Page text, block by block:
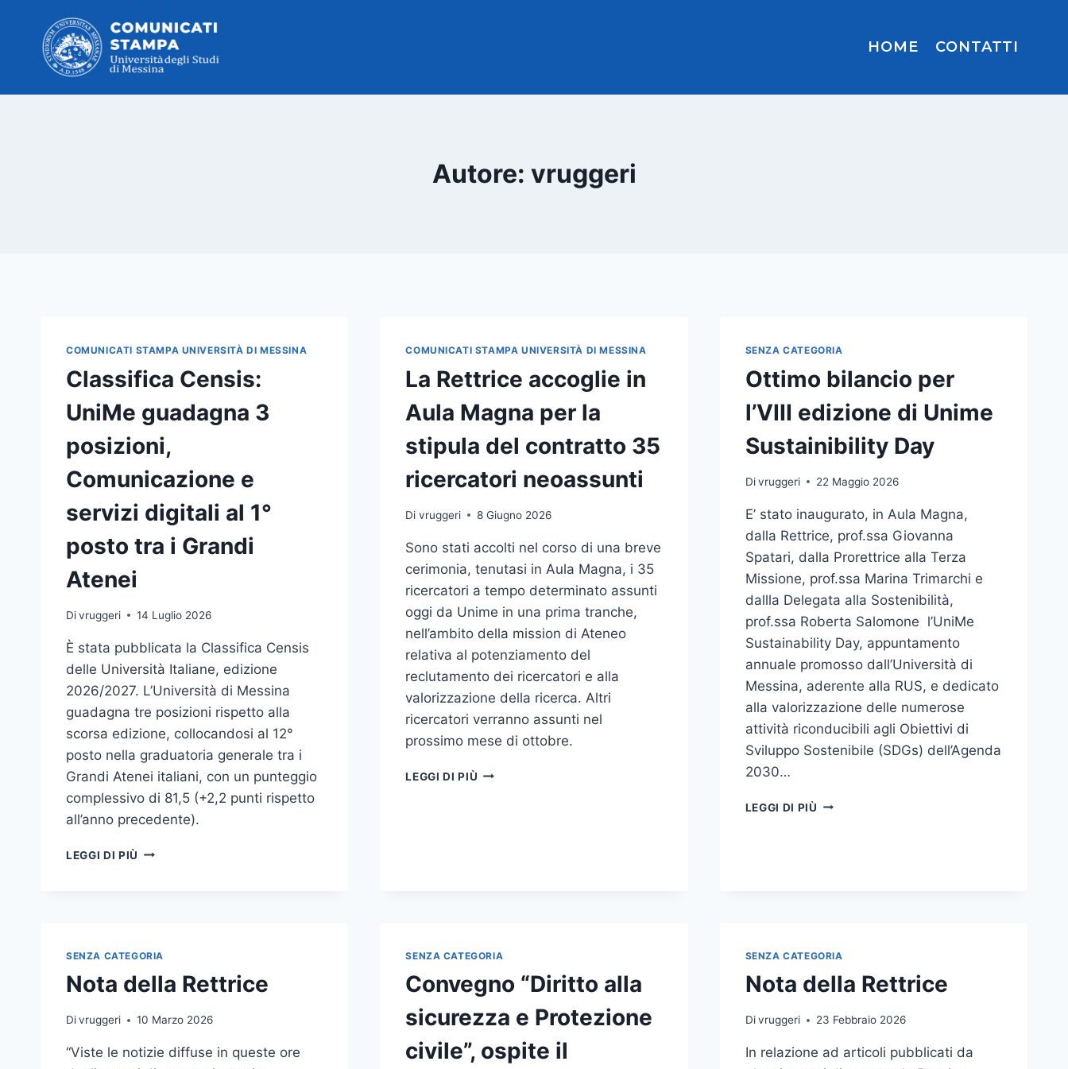
contenuto
HOME CONTATTI
Autore: vruggeri
COMUNICATI STAMPA UNIVERSITÀ DI MESSINA
Classifica Censis:
UniMe guadagna 3
posizioni,
Comunicazione e
servizi digitali al 1°
posto tra i Grandi
Atenei
Divruggeri 14 Luglio 2026
È stata pubblicata la Classifica Censis
delle Università Italiane, edizione
2026/2027. L’Università di Messina
guadagna tre posizioni rispetto alla
scorsa edizione, collocandosi al 12°
posto nella graduatoria generale tra i
Grandi Atenei italiani, con un punteggio
complessivo di 81,5 (+2,2 punti rispetto
all’anno precedente).
LEGGI DI PIÙ CLASSIFICA
COMUNICAZIONE
SERVIZI
AL
POSTO
COMUNICATI STAMPA UNIVERSITÀ DI MESSINA
La Rettrice accoglie in
Aula Magna per la
stipula del contratto 35
ricercatori neoassunti
Di vruggeri 8 Giugno 2026
Sono stati accolti nel corso di una breve
cerimonia, tenutasi in Aula Magna, i 35
ricercatori a tempo determinato assunti
oggi da Unime in una prima tranche,
nell’ambito della mission di Ateneo
relativa al potenziamento del
reclutamento dei ricercatori e alla
valorizzazione della ricerca. Altri
ricercatori verranno assunti nel
prossimo mese di ottobre.
LEGGI DI PIÙ LA
35
RICERCATORI
NEOASSUNTI
SENZA CATEGORIA
Ottimo bilancio per
l’VIII edizione di Unime
Sustainibility Day
Di vruggeri 22 Maggio 2026
E’ stato inaugurato, in Aula Magna,
dalla Rettrice, prof.ssa Giovanna
Spatari, dalla Prorettrice alla Terza
Missione, prof.ssa Marina Trimarchi e
dallla Delegata alla Sostenibilità,
prof.ssa Roberta Salomone l’UniMe
Sustainability Day, appuntamento
annuale promosso dall’Università di
Messina, aderente alla RUS, e dedicato
alla valorizzazione delle numerose
attività riconducibili agli Obiettivi di
Sviluppo Sostenibile (SDGs) dell’Agenda
2030…
LEGGI DI PIÙ OTTIMO
SENZA CATEGORIA
Nota della Rettrice
Divruggeri 10 Marzo 2026
“Viste le notizie diffuse in queste ore
SENZA CATEGORIA
Convegno “Diritto alla
sicurezza e Protezione
civile”, ospite il
SENZA CATEGORIA
Nota della Rettrice
Di vruggeri 23 Febbraio 2026
In relazione ad articoli pubblicati da